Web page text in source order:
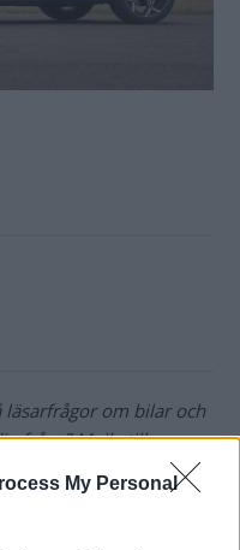
My Personal
läsarfrågor om bilar och
fråga? Mejla till